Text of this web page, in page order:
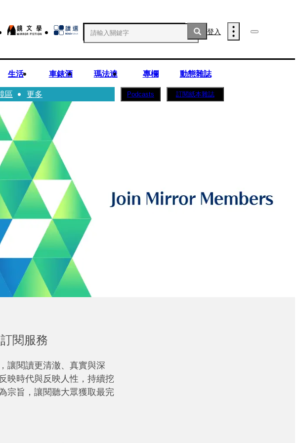
登入
生活 車錶酒 瑪法達 專欄
動態雜誌
區 更多 Podcasts 訂閱紙本雜誌
閱服務
讓閱讀更清澈、真實與深
映時代與反映人性，持續挖
宗旨，讓閱聽大眾獲取最完